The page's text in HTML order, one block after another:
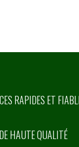
RAPIDES ET
HAUTE QUALITÉ